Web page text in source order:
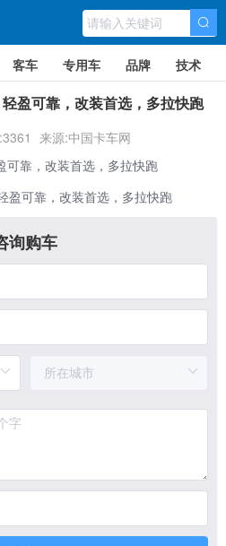
客车 专用车 品牌 技术
盈可靠，改装首选，多拉快跑
来源:中国卡车网
可靠，改装首选，多拉快跑
询购车